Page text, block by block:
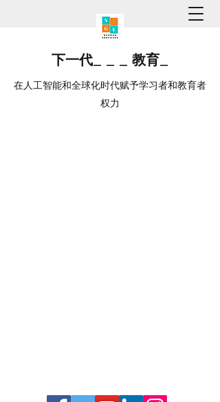
下一代_ _ _ 教育_
在人工智能和全球化时代赋予学习者和教育者
权力